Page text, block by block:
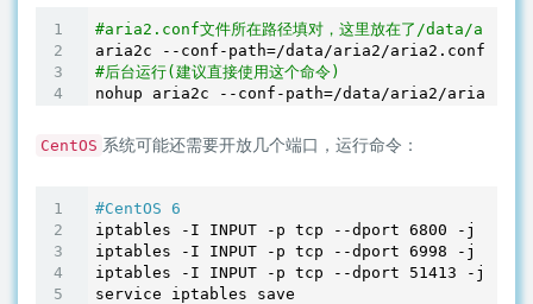
#aria2.conf文件所在路径填对，这里放在了/data/aria2
aria2c --conf-path=/data/aria
#后台运行(建议直接使用这个命令)
nohup aria2c --conf-path=/data/aria2/
CentOS 系统可能还需要开放几个端口，运行命令：
#CentOS 6
iptables -I INPUT -p tcp --dport 6800 -j
iptables -I INPUT -p tcp --dport 6998 -j
iptables -I INPUT -p tcp --dport 51413 -j
service iptables save